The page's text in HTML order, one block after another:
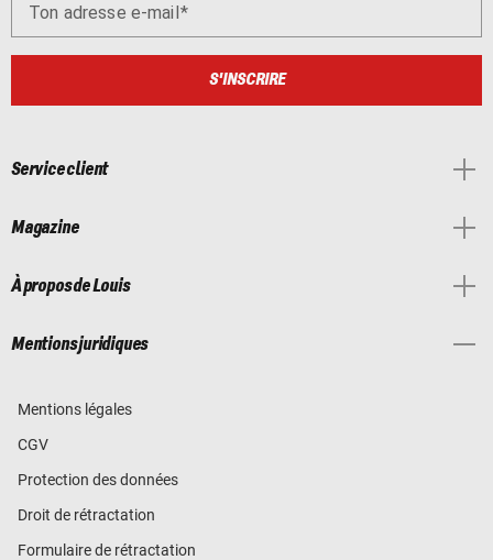
Ton adresse e-mail
S'INSCRIRE
Service client
Magazine
À propos de Louis
Mentions juridiques
Mentions légales
CGV
Protection des données
Droit de rétractation
Formulaire de rétractation